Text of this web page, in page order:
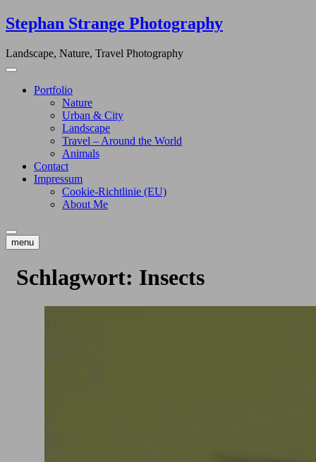
Skip
to
Stephan Strange Photography
Landscape, Nature, Travel Photography
Portfolio
Nature
Urban & City
Landscape
Travel – Around the World
Animals
Contact
Impressum
Cookie-Richtlinie (EU)
About Me
menu
Schlagwort: Insects